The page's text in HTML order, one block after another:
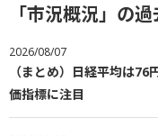
「市況概況」の
2026/08/07
（まとめ）日経平均は
価指標に注目